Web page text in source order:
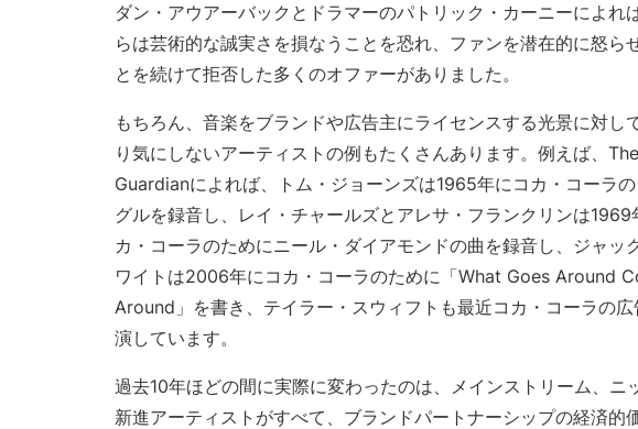
ダン・アウアーバックとドラマーのパトリック・カーニーによれ
らは芸術的な誠実さを損なうことを恐れ、ファンを潜在的に怒ら
とを続けて拒否した多くのオファーがありました。
もちろん、音楽をブランドや広告主にライセンスする光景に対し
り気にしないアーティストの例もたくさんあります。例えば、The
Guardianによれば、トム・ジョーンズは1965年にコカ・コーラ
グルを録音し、レイ・チャールズとアレサ・フランクリンは1969
カ・コーラのためにニール・ダイアモンドの曲を録音し、ジャッ
ワイトは2006年にコカ・コーラのために「What Goes Around
Around」を書き、テイラー・スウィフトも最近コカ・コーラの広
演しています。
過去10年ほどの間に実際に変わったのは、メインストリーム、ニ
新進アーティストがすべて、ブランドパートナーシップの経済的